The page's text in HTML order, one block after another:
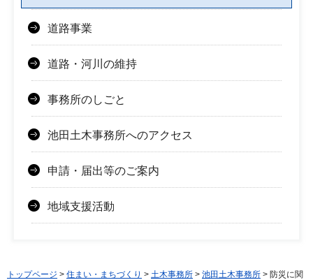
道路事業
道路・河川の維持
事務所のしごと
池田土木事務所へのアクセス
申請・届出等のご案内
地域支援活動
トップページ > 住まい・まちづくり > 土木事務所 > 池田土木事務所 > 防災に関